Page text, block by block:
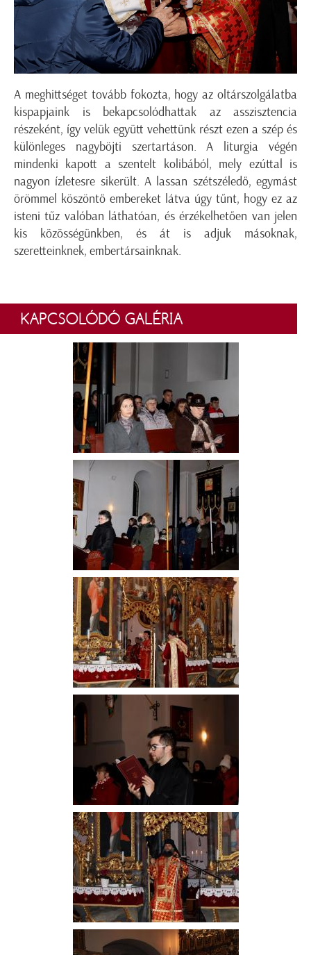
A meghittséget tovább fokozta, hogy az oltárszolgálatba
kispapjaink is bekapcsolódhattak az asszisztencia
részeként, így velük együtt vehettünk részt ezen a szép és
különleges nagyböjti szertartáson. A liturgia végén
mindenki kapott a szentelt kolibából, mely ezúttal is
nagyon ízletesre sikerült. A lassan szétszéledő, egymást
örömmel köszöntő embereket látva úgy tűnt, hogy ez az
isteni tűz valóban láthatóan, és érzékelhetően van jelen
kis közösségünkben, és át is adjuk másoknak,
szeretteinknek, embertársainknak.
KAPCSOLÓDÓ GALÉRIA